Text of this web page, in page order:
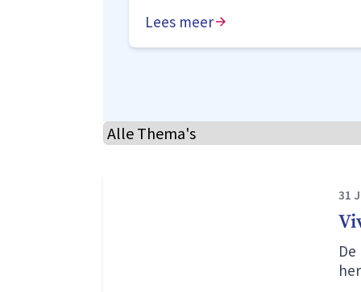
herbenoemen als bestuurder.
Lees meer
Selecteer thema
31